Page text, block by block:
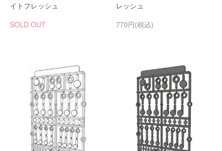
イトフレッシュ
SOLD OUT
レッシュ
770円(税込)